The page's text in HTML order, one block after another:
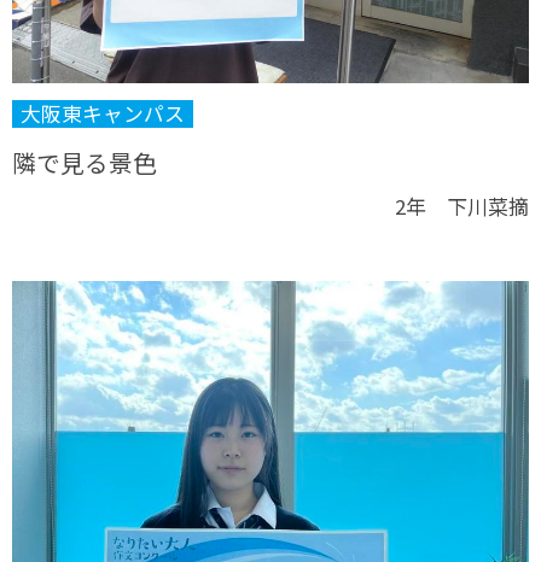
大阪東キャンパス
隣で見る景色
2年 下川菜摘